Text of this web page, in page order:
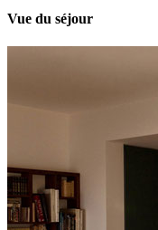
Vue du séjour